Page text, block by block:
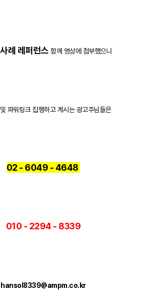
례 레퍼런스 함께 영상에 첨부했으니
파워링크 집행하고 계시는 광고주님들은
02 - 6049 - 4648
010 - 2294 - 8339
hansol8339@ampm.co.kr